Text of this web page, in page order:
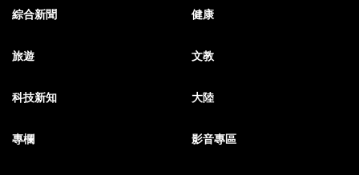
綜合新聞 健康
旅遊 文教
科技新知 大陸
專欄 影音專區